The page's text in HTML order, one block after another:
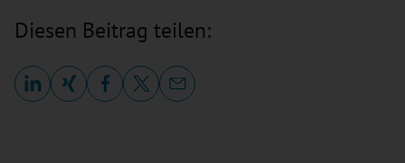
Diesen Beitrag teilen: